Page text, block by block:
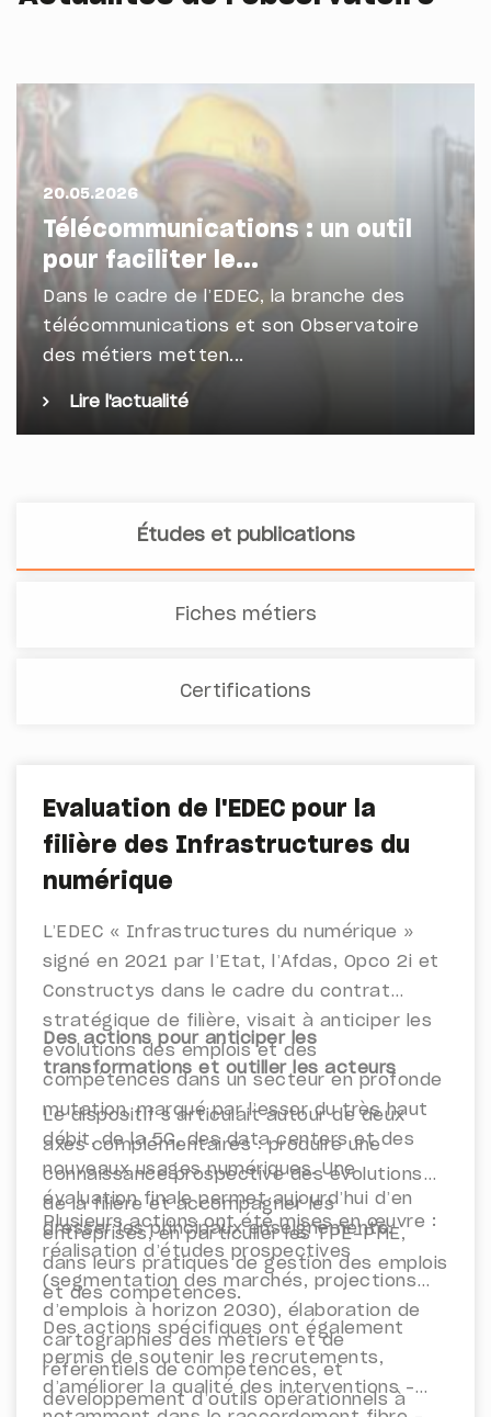
20.05.2026
Télécommunications : un outil
pour faciliter le...
Dans le cadre de l’EDEC, la branche des
télécommunications et son Observatoire
des métiers metten...
Lire l'actualité
Études et publications
Fiches métiers
Certifications
Evaluation de l'EDEC pour la
filière des Infrastructures du
numérique
L’EDEC « Infrastructures du numérique »
signé en 2021 par l’Etat, l’Afdas, Opco 2i et
Constructys dans le cadre du contrat
stratégique de filière, visait à anticiper les
évolutions des emplois et des
compétences dans un secteur en profonde
mutation, marqué par l’essor du très haut
débit, de la 5G, des data centers et des
nouveaux usages numériques. Une
évaluation finale permet aujourd’hui d’en
dresser les principaux enseignements.
Des actions pour anticiper les
transformations et outiller les acteurs
Le dispositif s’articulait autour de deux
axes complémentaires : produire une
connaissance prospective des évolutions
de la filière et accompagner les
entreprises, en particulier les TPE-PME,
dans leurs pratiques de gestion des emplois
et des compétences.
Plusieurs actions ont été mises en œuvre :
réalisation d’études prospectives
(segmentation des marchés, projections
d’emplois à horizon 2030), élaboration de
cartographies des métiers et de
référentiels de compétences, et
développement d’outils opérationnels à
Des actions spécifiques ont également
permis de soutenir les recrutements,
d’améliorer la qualité des interventions –